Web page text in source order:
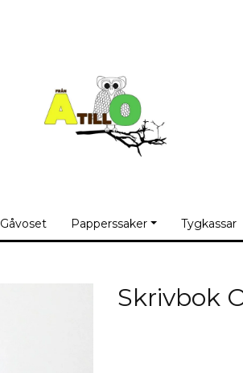
Gåvoset Papperssaker Tygkassar
Skrivbok